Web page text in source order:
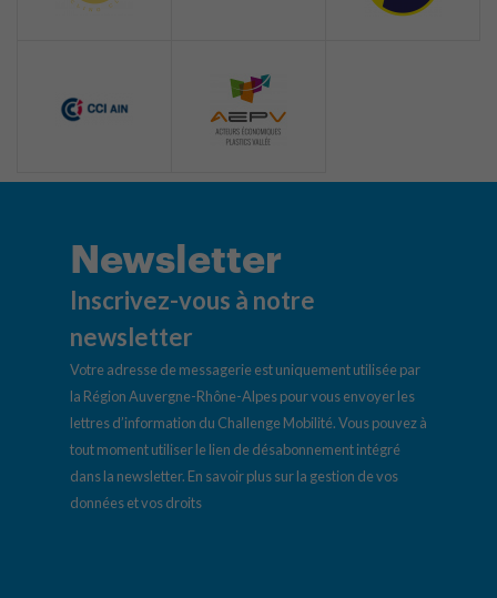
Newsletter
Inscrivez-vous à notre
newsletter
Votre adresse de messagerie est uniquement utilisée par
la Région Auvergne-Rhône-Alpes pour vous envoyer les
lettres d’information du Challenge Mobilité. Vous pouvez à
tout moment utiliser le lien de désabonnement intégré
dans la newsletter. En savoir plus sur la gestion de vos
données et vos droits